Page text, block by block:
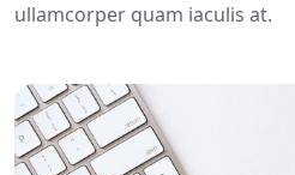
ullamcorper quam iaculis at.